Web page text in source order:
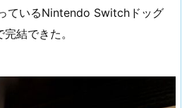
ているNintendo Switchドッグ
結できた。